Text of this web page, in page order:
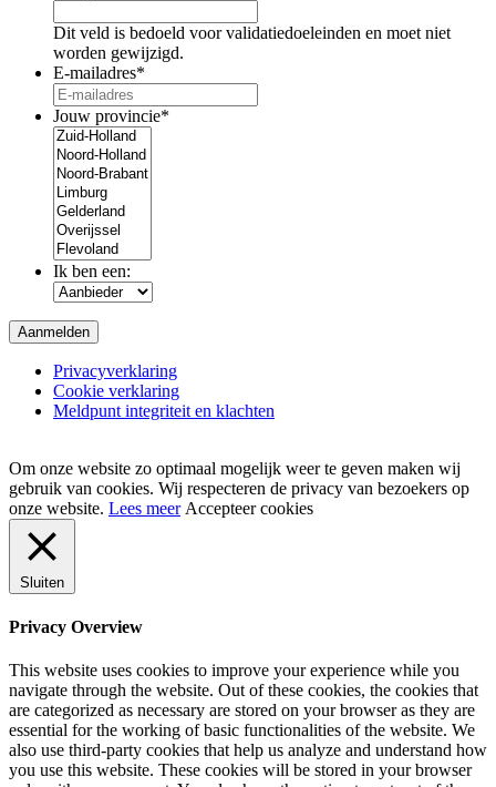
Dit veld is bedoeld voor validatiedoeleinden en moet niet
worden gewijzigd.
E-mailadres*
Jouw provincie*
Ik ben een:
Privacyverklaring
Cookie verklaring
Meldpunt integriteit en klachten
Om onze website zo optimaal mogelijk weer te geven maken wij
gebruik van cookies. Wij respecteren de privacy van bezoekers op
onze website. Lees meer Accepteer cookies
Sluiten
Privacy Overview
This website uses cookies to improve your experience while you
navigate through the website. Out of these cookies, the cookies that
are categorized as necessary are stored on your browser as they are
essential for the working of basic functionalities of the website. We
also use third-party cookies that help us analyze and understand how
you use this website. These cookies will be stored in your browser